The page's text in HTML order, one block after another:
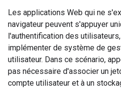
Les applications Web qui ne
navigateur peuvent s'appuyer
l'authentification des
implémenter de système de
utilisateur. Dans ce scénario,
pas nécessaire d'associer un
compte utilisateur et à un